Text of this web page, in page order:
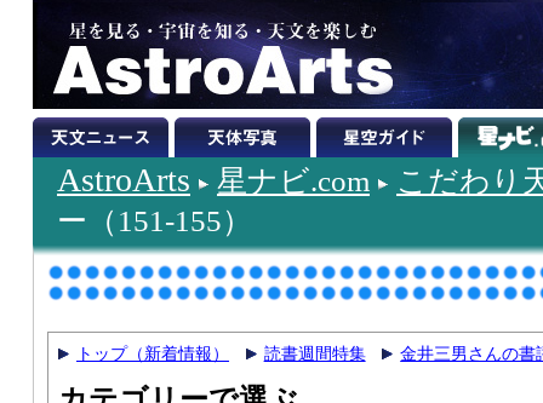
AstroArts 星ナビ.com
こだわり
ー（151-155）
トップ（新着情報） 読書週間特集 金井三男さんの書